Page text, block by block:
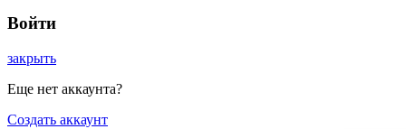
Войти
закрыть
Еще нет аккаунта?
Создать аккаунт